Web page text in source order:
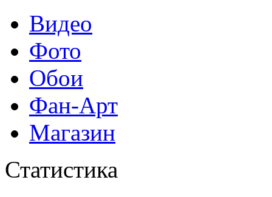
Видео
Фото
Обои
Фан-Арт
Магазин
Статистика